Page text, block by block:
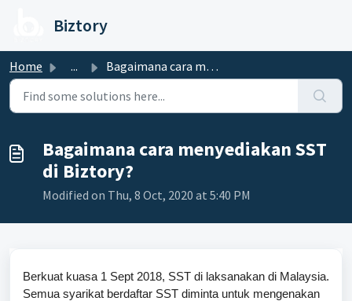
Biztory
Home ... Bagaimana cara menyediakan SST di Biztory?
Bagaimana cara menyediakan SST
di Biztory?
Modified on Thu, 8 Oct, 2020 at 5:40 PM
Berkuat kuasa 1 Sept 2018, SST di laksanakan di Malaysia.
Semua syarikat berdaftar SST diminta untuk mengenakan